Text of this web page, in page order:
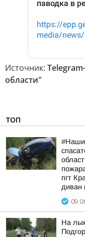
Источник:
области"
ТОП
пгт
диван
На